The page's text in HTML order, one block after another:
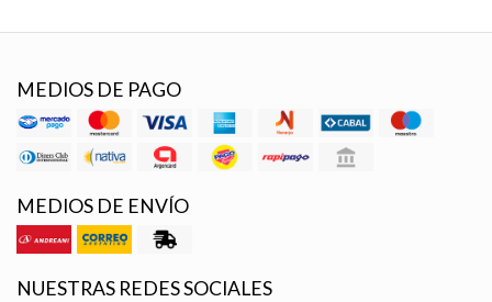
MEDIOS DE PAGO
MEDIOS DE ENVÍO
NUESTRAS REDES SOCIALES